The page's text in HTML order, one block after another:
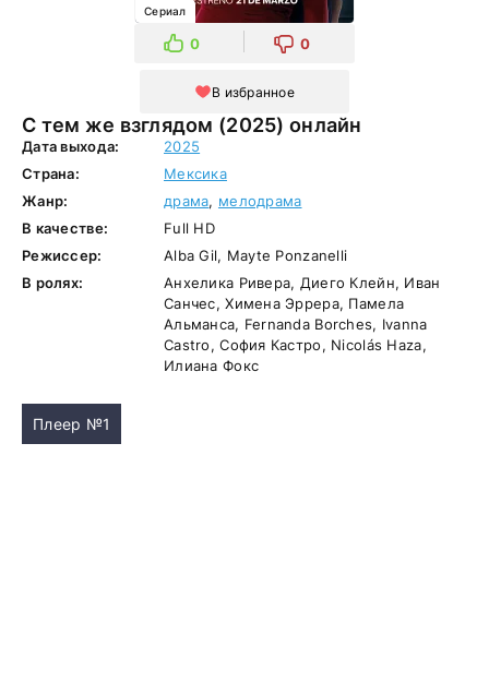
С тем же взглядом (2025) онлайн
Сериал
0 0
В избранное
Дата выхода:
2025
Страна:
Мексика
Жанр:
драма, мелодрама
В качестве:
Full HD
Режиссер:
Alba Gil, Mayte Ponzanelli
В ролях:
Анхелика Ривера, Диего Клейн, Иван
Санчес, Химена Эррера, Памела
Альманса, Fernanda Borches, Ivanna
Castro, София Кастро, Nicolás Haza,
Илиана Фокс
Плеер №1